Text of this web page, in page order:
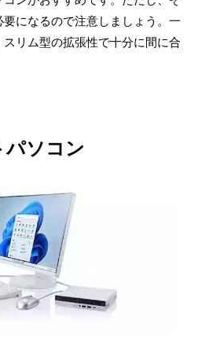
になるので注意しましょう。一
リム型の拡張性で十分に間に合
パソコン